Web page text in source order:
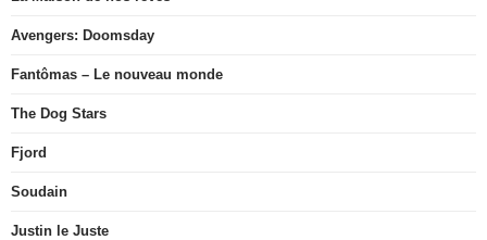
Avengers: Doomsday
Fantômas – Le nouveau monde
The Dog Stars
Fjord
Soudain
Justin le Juste